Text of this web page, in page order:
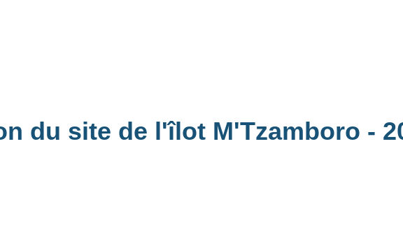
du site de l'îlot M'Tzamboro -